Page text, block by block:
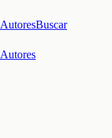
AutoresBuscar
Autores